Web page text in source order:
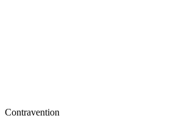
Contravention